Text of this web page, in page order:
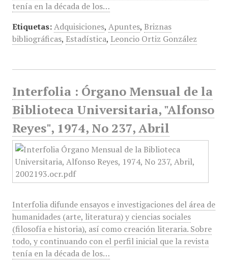
tenía en la década de los…
Etiquetas: Adquisiciones, Apuntes, Briznas
bibliográficas, Estadística, Leoncio Ortiz González
Interfolia : Órgano Mensual de la
Biblioteca Universitaria, "Alfonso
Reyes", 1974, No 237, Abril
Interfolia difunde ensayos e investigaciones del área de
humanidades (arte, literatura) y ciencias sociales
(filosofía e historia), así como creación literaria. Sobre
todo, y continuando con el perfil inicial que la revista
tenía en la década de los…